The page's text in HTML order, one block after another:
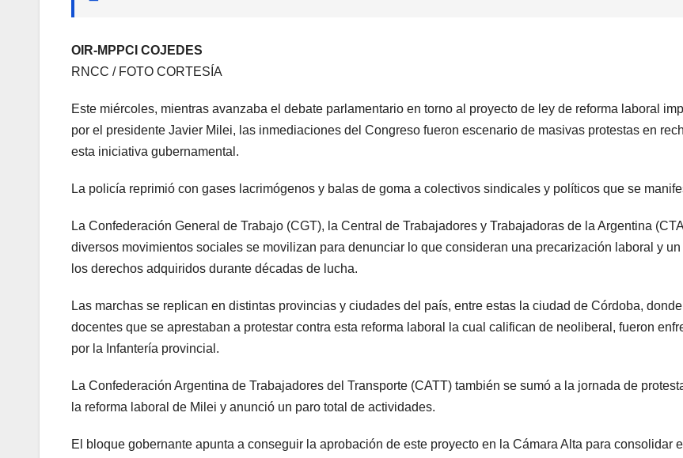
OIR-MPPCI COJEDES
RNCC / FOTO CORTESÍA
Este miércoles, mientras avanzaba el debate parlamentario en torno al proyecto de ley de reforma laboral
por el presidente Javier Milei, las inmediaciones del Congreso fueron escenario de masivas protestas en
esta iniciativa gubernamental.
La policía reprimió con gases lacrimógenos y balas de goma a colectivos sindicales y políticos que se
La Confederación General de Trabajo (CGT), la Central de Trabajadores y Trabajadoras de la Argentina
diversos movimientos sociales se movilizan para denunciar lo que consideran una precarización laboral y un
los derechos adquiridos durante décadas de lucha.
Las marchas se replican en distintas provincias y ciudades del país, entre estas la ciudad de Córdoba,
docentes que se aprestaban a protestar contra esta reforma laboral la cual califican de neoliberal, fueron
por la Infantería provincial.
La Confederación Argentina de Trabajadores del Transporte (CATT) también se sumó a la jornada de
la reforma laboral de Milei y anunció un paro total de actividades.
El bloque gobernante apunta a conseguir la aprobación de este proyecto en la Cámara Alta para consolidar